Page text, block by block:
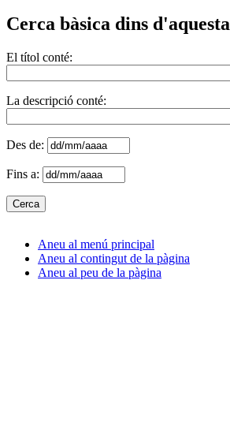
Cerca bàsica dins
El títol conté:
La descripció conté:
Des de:
Fins a:
Aneu al menú principal
Aneu al contingut de la pàgina
Aneu al peu de la pàgina